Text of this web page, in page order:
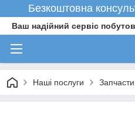
Безкоштовна
Ваш надійний сервіс
Наші послуги